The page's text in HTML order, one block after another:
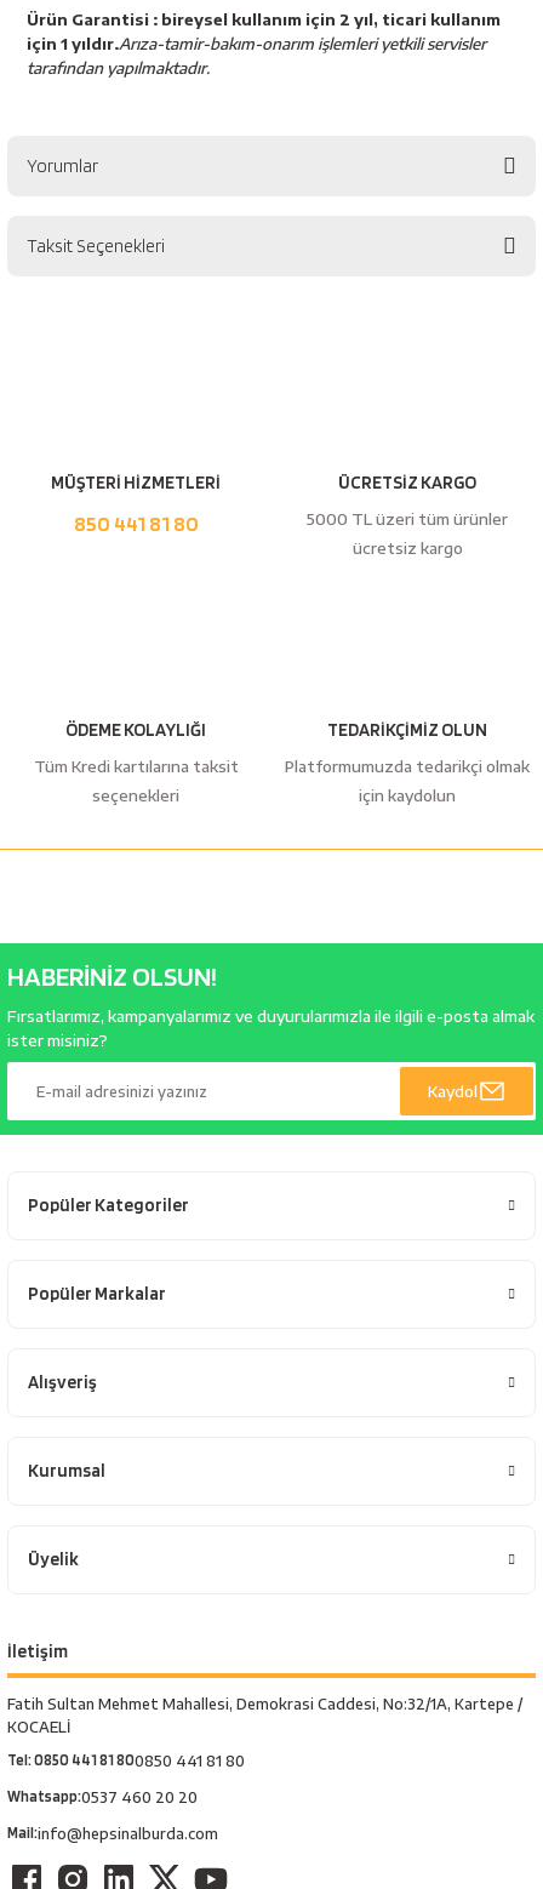
Ürün Garantisi : bireysel kullanım için 2 yıl, ticari kullanım
için 1 yıldır.Arıza-tamir-bakım-onarım işlemleri yetkili servisler
tarafından yapılmaktadır.
Yorumlar
Taksit Seçenekleri
MÜŞTERİ HİZMETLERİ
850 441 81 80
ÜCRETSİZ KARGO
5000 TL üzeri tüm ürünler
ücretsiz kargo
ÖDEME KOLAYLIĞI
Tüm Kredi kartılarına taksit
seçenekleri
TEDARİKÇİMİZ OLUN
Platformumuzda tedarikçi olmak
için kaydolun
HABERİNİZ OLSUN!
Fırsatlarımız, kampanyalarımız ve duyurularımızla ile ilgili e-posta almak
ister misiniz?
Kaydol
Popüler Kategoriler
Popüler Markalar
Alışveriş
Kurumsal
Üyelik
İletişim
Fatih Sultan Mehmet Mahallesi, Demokrasi Caddesi, No:32/1A, Kartepe /
KOCAELİ
Tel: 0850 441 81 800850 441 81 80
Whatsapp:0537 460 20 20
Mail:info@hepsinalburda.com